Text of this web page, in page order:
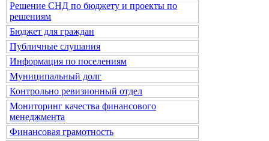
Решение СНД по бюджету и проекты по
решениям
Бюджет для граждан
Публичные слушания
Информация по поселениям
Муниципальный долг
Контрольно ревизионный отдел
Мониторинг качества финансового
менеджмента
Финансовая грамотность